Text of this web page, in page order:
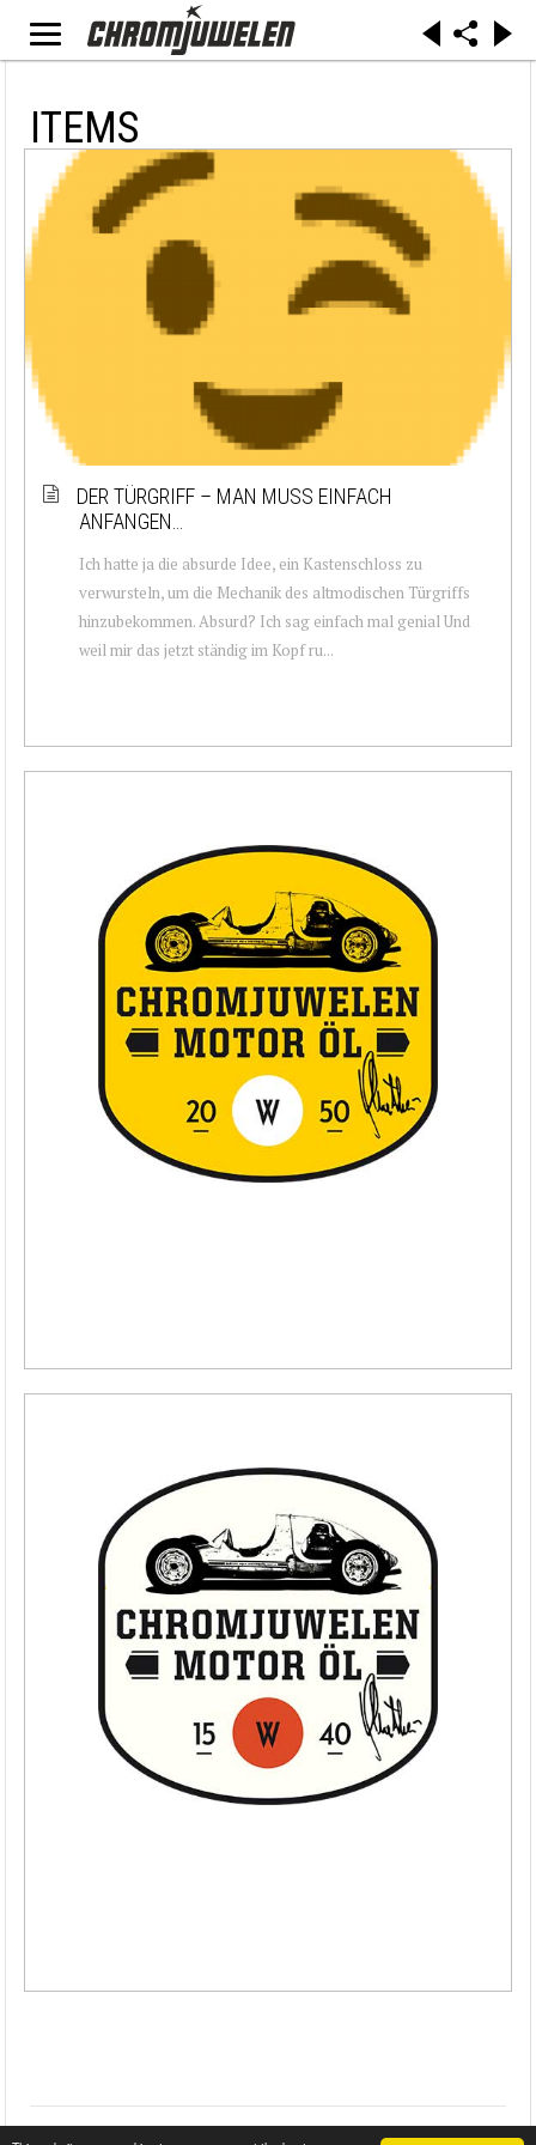
ITEMS
DER TÜRGRIFF – MAN MUSS EINFACH
ANFANGEN…
Ich hatte ja die absurde Idee, ein Kastenschloss zu
verwursteln, um die Mechanik des altmodischen Türgriffs
hinzubekommen. Absurd? Ich sag einfach mal genial Und
weil mir das jetzt ständig im Kopf ru...